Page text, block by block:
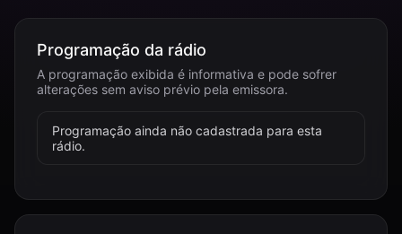
Programação da rádio
A programação exibida é informativa e pode sofrer
alterações sem aviso prévio pela emissora.
Programação ainda não cadastrada para esta
rádio.